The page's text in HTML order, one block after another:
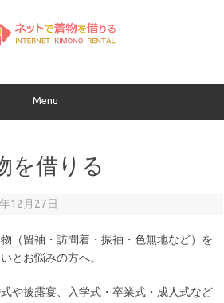
Menu
を借りる
12月27日
（留袖・訪問着・振袖・色無地など）を
とお悩みの方へ。
や披露宴、入学式・卒業式・成人式など